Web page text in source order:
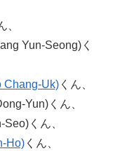
、
Yun-Seong)く
Chang-Uk) くん、
Yun)くん、
くん、
Ho) くん、